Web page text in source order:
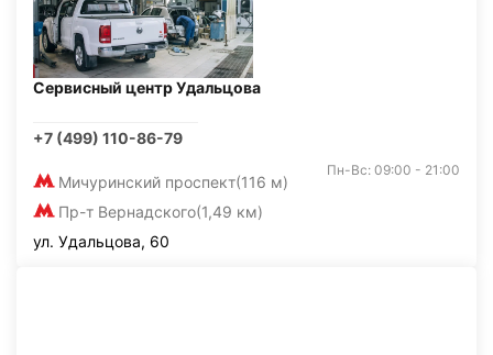
Сервисный центр Удальцова
+7 (499) 110-86-79
Мичуринский проспект(116 м)
Пр-т Вернадского(1,49 км)
Пн-Вс: 09:00 - 21:00
ул. Удальцова, 60